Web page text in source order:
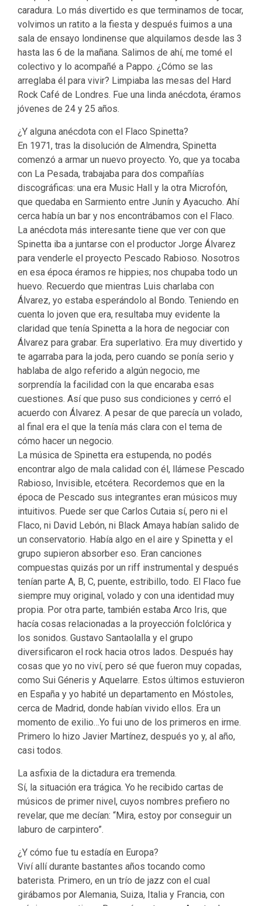
caradura. Lo más divertido es que terminamos de tocar,
volvimos un ratito a la fiesta y después fuimos a una
sala de ensayo londinense que alquilamos desde las 3
hasta las 6 de la mañana. Salimos de ahí, me tomé el
colectivo y lo acompañé a Pappo. ¿Cómo se las
arreglaba él para vivir? Limpiaba las mesas del Hard
Rock Café de Londres. Fue una linda anécdota, éramos
jóvenes de 24 y 25 años.
¿Y alguna anécdota con el Flaco Spinetta?
En 1971, tras la disolución de Almendra, Spinetta
comenzó a armar un nuevo proyecto. Yo, que ya tocaba
con La Pesada, trabajaba para dos compañías
discográficas: una era Music Hall y la otra Microfón,
que quedaba en Sarmiento entre Junín y Ayacucho. Ahí
cerca había un bar y nos encontrábamos con el Flaco.
La anécdota más interesante tiene que ver con que
Spinetta iba a juntarse con el productor Jorge Álvarez
para venderle el proyecto Pescado Rabioso. Nosotros
en esa época éramos re hippies; nos chupaba todo un
huevo. Recuerdo que mientras Luis charlaba con
Álvarez, yo estaba esperándolo al Bondo. Teniendo en
cuenta lo joven que era, resultaba muy evidente la
claridad que tenía Spinetta a la hora de negociar con
Álvarez para grabar. Era superlativo. Era muy divertido y
te agarraba para la joda, pero cuando se ponía serio y
hablaba de algo referido a algún negocio, me
sorprendía la facilidad con la que encaraba esas
cuestiones. Así que puso sus condiciones y cerró el
acuerdo con Álvarez. A pesar de que parecía un volado,
al final era el que la tenía más clara con el tema de
cómo hacer un negocio.
La música de Spinetta era estupenda, no podés
encontrar algo de mala calidad con él, llámese Pescado
Rabioso, Invisible, etcétera. Recordemos que en la
época de Pescado sus integrantes eran músicos muy
intuitivos. Puede ser que Carlos Cutaia sí, pero ni el
Flaco, ni David Lebón, ni Black Amaya habían salido de
un conservatorio. Había algo en el aire y Spinetta y el
grupo supieron absorber eso. Eran canciones
compuestas quizás por un riff instrumental y después
tenían parte A, B, C, puente, estribillo, todo. El Flaco fue
siempre muy original, volado y con una identidad muy
propia. Por otra parte, también estaba Arco Iris, que
hacía cosas relacionadas a la proyección folclórica y
los sonidos. Gustavo Santaolalla y el grupo
diversificaron el rock hacia otros lados. Después hay
cosas que yo no viví, pero sé que fueron muy copadas,
como Sui Géneris y Aquelarre. Estos últimos estuvieron
en España y yo habité un departamento en Móstoles,
cerca de Madrid, donde habían vivido ellos. Era un
momento de exilio…Yo fui uno de los primeros en irme.
Primero lo hizo Javier Martínez, después yo y, al año,
casi todos.
La asfixia de la dictadura era tremenda.
Sí, la situación era trágica. Yo he recibido cartas de
músicos de primer nivel, cuyos nombres prefiero no
revelar, que me decían: “Mira, estoy por conseguir un
laburo de carpintero”.
¿Y cómo fue tu estadía en Europa?
Viví allí durante bastantes años tocando como
baterista. Primero, en un trío de jazz con el cual
girábamos por Alemania, Suiza, Italia y Francia, con